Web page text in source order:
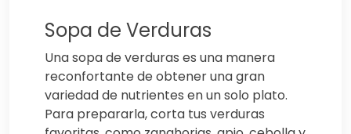
Sopa de Verduras
Una sopa de verduras es una manera
reconfortante de obtener una gran
variedad de nutrientes en un solo plato.
Para prepararla, corta tus verduras